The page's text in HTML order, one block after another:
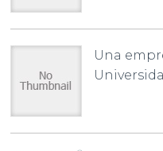
Una